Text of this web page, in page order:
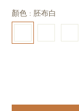
顏色 : 胚布白